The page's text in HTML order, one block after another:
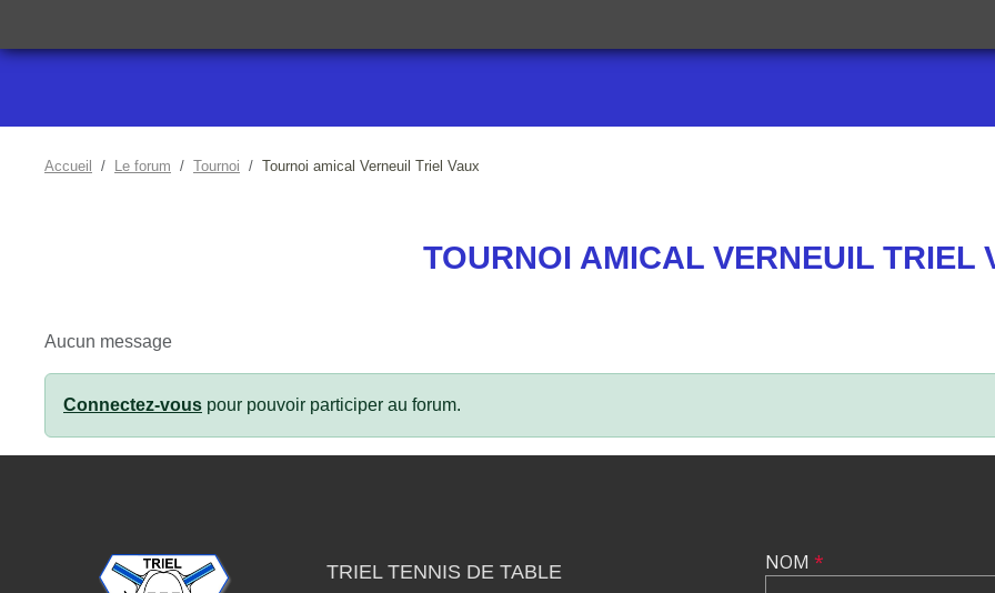
Accueil Le forum Tournoi Tournoi amical Verneuil Triel Vaux
TOURNOI AMICAL VERNEUIL TRIEL
Aucun message
Connectez-vous pour pouvoir participer au forum.
TRIEL TENNIS DE TABLE NOM *